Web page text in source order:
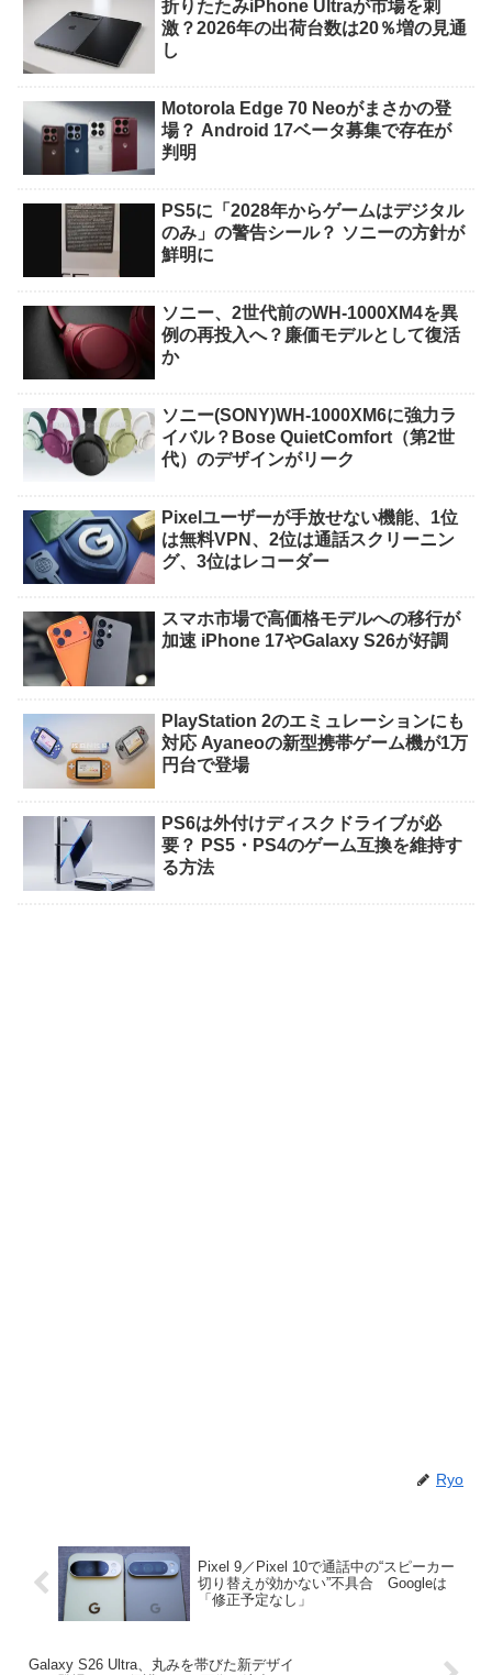
折りたたみiPhone Ultraが市場を刺
激？2026年の出荷台数は20％増の見通
し
Motorola Edge 70 Neoがまさかの登
場？ Android 17ベータ募集で存在が
判明
PS5に「2028年からゲームはデジタル
のみ」の警告シール？ ソニーの方針が
鮮明に
ソニー、2世代前のWH-1000XM4を異
例の再投入へ？廉価モデルとして復活
か
ソニー(SONY)WH-1000XM6に強力ラ
イバル？Bose QuietComfort（第2世
代）のデザインがリーク
Pixelユーザーが手放せない機能、1位
は無料VPN、2位は通話スクリーニン
グ、3位はレコーダー
スマホ市場で高価格モデルへの移行が
加速 iPhone 17やGalaxy S26が好調
PlayStation 2のエミュレーションにも
対応 Ayaneoの新型携帯ゲーム機が1万
円台で登場
PS6は外付けディスクドライブが必
要？ PS5・PS4のゲーム互換を維持す
る方法
Ryo
Pixel 9／Pixel 10で通話中の“スピーカー
切り替えが効かない”不具合 Googleは
「修正予定なし」
Galaxy S26 Ultra、丸みを帯びた新デザイ